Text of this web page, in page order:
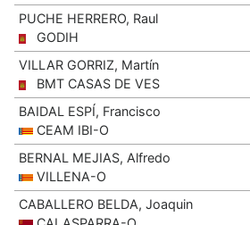
PUCHE HERRERO, Raul
GODIH
VILLAR GORRIZ, Martín
BMT CASAS DE VES
BAIDAL ESPÍ, Francisco
CEAM IBI-O
BERNAL MEJIAS, Alfredo
VILLENA-O
CABALLERO BELDA, Joaquin